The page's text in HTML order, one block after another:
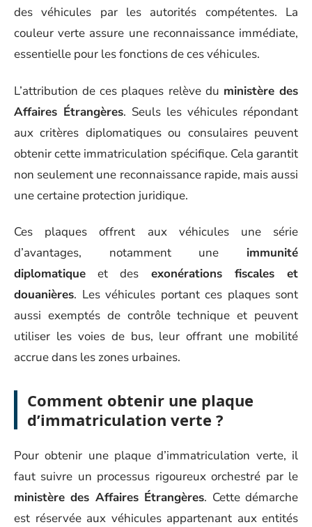
des véhicules par les autorités compétentes. La
couleur verte assure une reconnaissance immédiate,
essentielle pour les fonctions de ces véhicules.
L’attribution de ces plaques relève du ministère des
Affaires Étrangères. Seuls les véhicules répondant
aux critères diplomatiques ou consulaires peuvent
obtenir cette immatriculation spécifique. Cela garantit
non seulement une reconnaissance rapide, mais aussi
une certaine protection juridique.
Ces plaques offrent aux véhicules une série
d’avantages, notamment une immunité
diplomatique et des exonérations fiscales et
douanières. Les véhicules portant ces plaques sont
aussi exemptés de contrôle technique et peuvent
utiliser les voies de bus, leur offrant une mobilité
accrue dans les zones urbaines.
Comment obtenir une plaque
d’immatriculation verte ?
Pour obtenir une plaque d’immatriculation verte, il
faut suivre un processus rigoureux orchestré par le
ministère des Affaires Étrangères. Cette démarche
est réservée aux véhicules appartenant aux entités